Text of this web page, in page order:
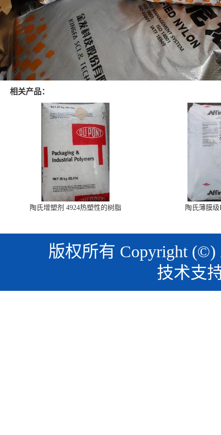
相关产品：
陶氏增塑剂 4924热塑性的树脂 陶氏薄膜级
版权所有 Copyright
技术支